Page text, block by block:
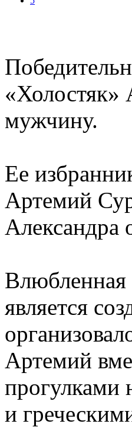
«Холостяк»
мужчину.
Ее
Артемий
Александра
Влюбленная
является
Артемий
прогулками
и